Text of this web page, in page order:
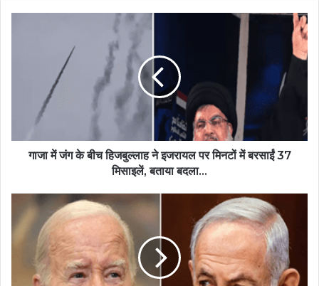
गाजा में जंग के बीच हिजबुल्लाह ने इजरायल पर मिनटों में बरसाईं 37
मिसाइलें, बताया बदला...